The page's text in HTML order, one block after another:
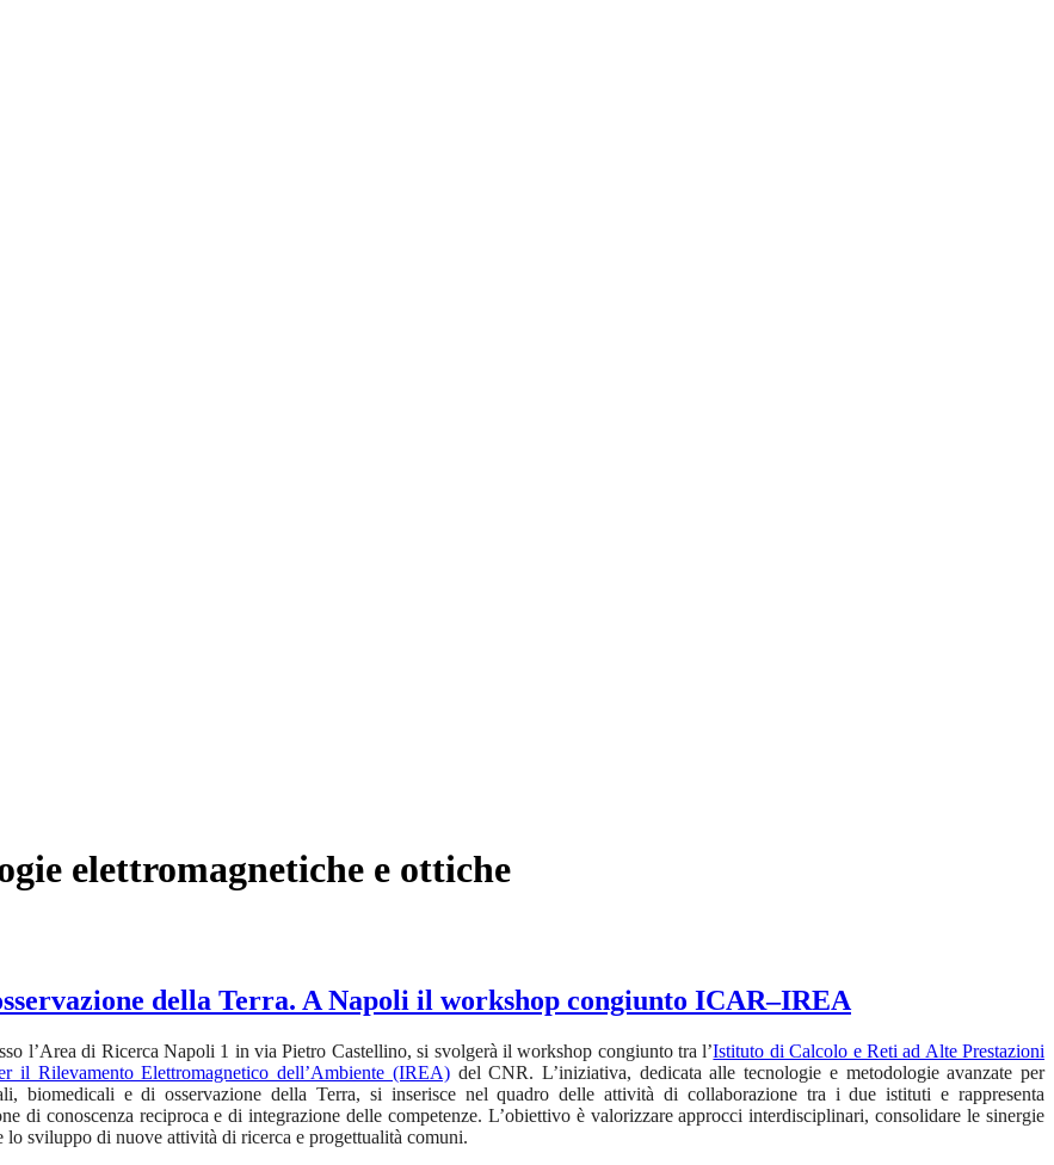
elettromagnetiche e ottiche
della Terra. A Napoli il workshop congiunto ICAR–IREA
l’Area di Ricerca Napoli 1 in via Pietro Castellino, si svolgerà il workshop congiunto tra l’Istituto di Calcolo e Reti ad Alte Prestazioni
il Rilevamento Elettromagnetico dell’Ambiente (IREA)del CNR. L’iniziativa, dedicata alle tecnologie e metodologie avanzate per
biomedicali e di osservazione della Terra, si inserisce nel quadro delle attività di collaborazione tra i due istituti e rappresenta
di conoscenza reciproca e di integrazione delle competenze. L’obiettivo è valorizzare approcci interdisciplinari, consolidare le sinergie
lo sviluppo di nuove attività di ricerca e progettualità comuni.